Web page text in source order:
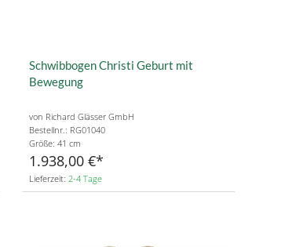
Schwibbogen Christi Geburt mit
Bewegung
von Richard Glässer GmbH
Bestellnr.: RG01040
Größe: 41 cm
1.938,00 €
Lieferzeit: 2-4 Tage